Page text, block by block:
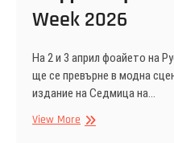
Week 2026
На 2 и 3 април фоайето на
ще се превърне в модна
издание на Седмица на…
View MoreРусе